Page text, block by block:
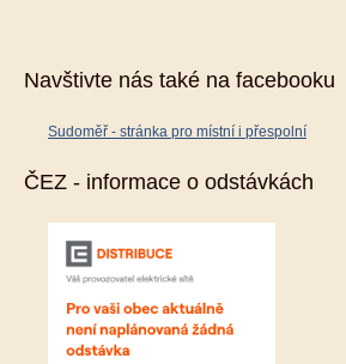
Navštivte nás také na facebooku
Sudoměř - stránka pro místní i přespolní
ČEZ - informace o odstávkách